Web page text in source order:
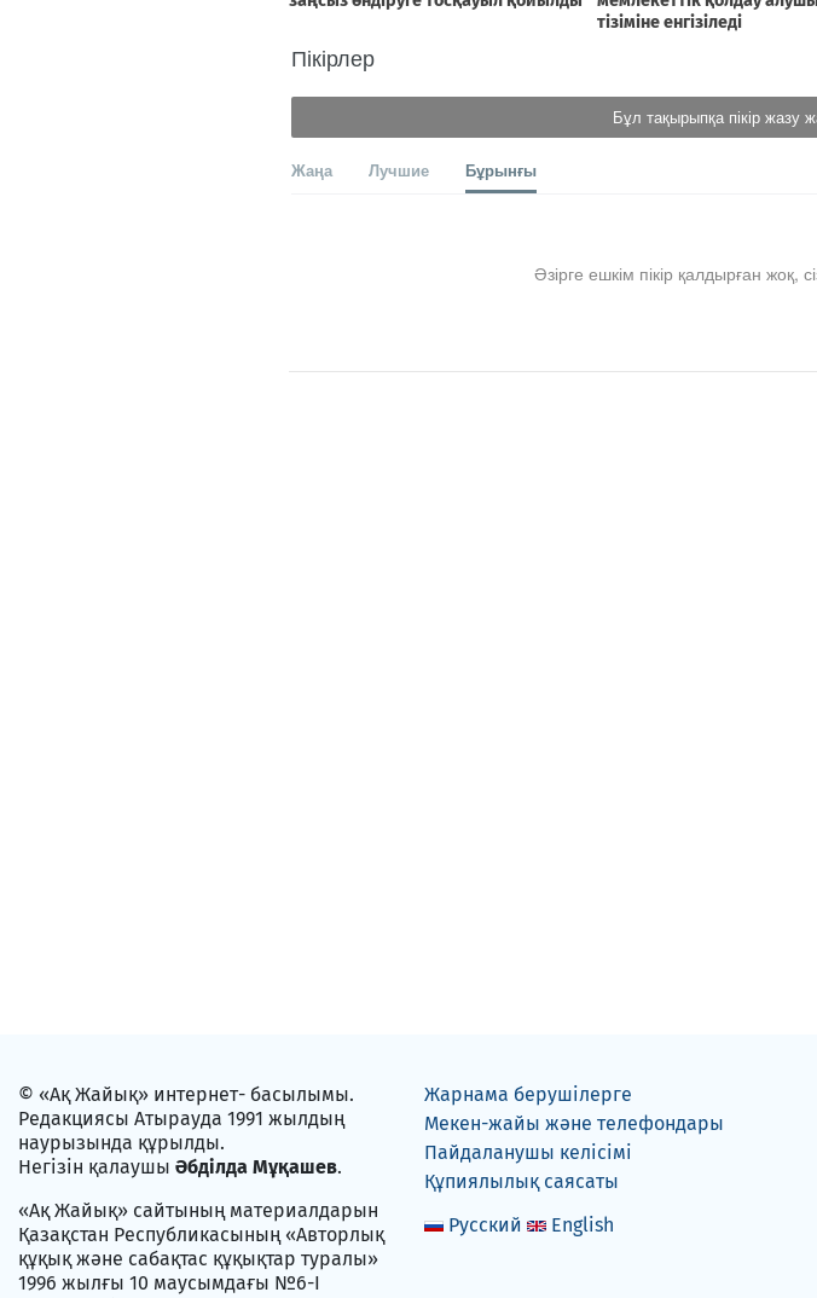
Пікірлер
Бұл тақырыпқа пікір жазу
Жаңа Лучшие Бұрынғы
Әзірге ешкім пікір қалдырған жоқ,
© «Ақ Жайық» интернет- басылымы.
Редакциясы Атырауда 1991 жылдың
наурызында құрылды.
Негізін қалаушы Әбділда Мұқашев.
«Ақ Жайық» сайтының материалдарын
Қазақстан Республикасының «Авторлық
құқық және сабақтас құқықтар туралы»
1996 жылғы 10 маусымдағы №6-I
Жарнама берушілерге
Мекен-жайы және телефондары
Пайдаланушы келісімі
Құпиялылық саясаты
Русский
English